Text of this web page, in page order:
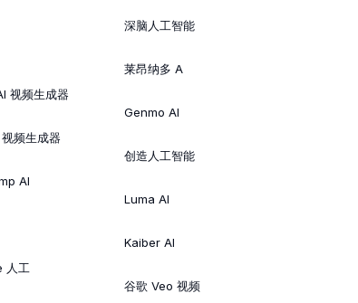
视频生成器
频生成器
AI
人工
深脑人工智能
莱昂纳多 A
Genmo AI
创造人工智能
Luma AI
Kaiber AI
谷歌 Veo 视频